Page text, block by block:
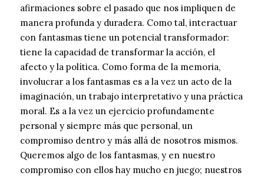
afirmaciones sobre el pasado que nos impliquen de
manera profunda y duradera. Como tal, interactuar
con fantasmas tiene un potencial transformador:
tiene la capacidad de transformar la acción, el
afecto y la política. Como forma de la memoria,
involucrar a los fantasmas es a la vez un acto de la
imaginación, un trabajo interpretativo y una práctica
moral. Es a la vez un ejercicio profundamente
personal y siempre más que personal, un
compromiso dentro y más allá de nosotros mismos.
Queremos algo de los fantasmas, y en nuestro
compromiso con ellos hay mucho en juego; nuestros